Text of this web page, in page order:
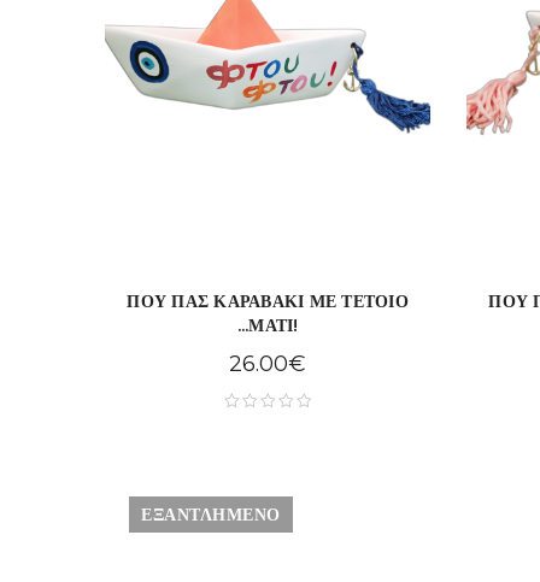
ΠΟΥ ΠΑΣ ΚΑΡΑΒΑΚΙ ΜΕ ΤΕΤΟΙΟ
...ΜΑΤΙ!
26.00€
ΠΟΥ
ΕΞΑΝΤΛΗΜΈΝΟ